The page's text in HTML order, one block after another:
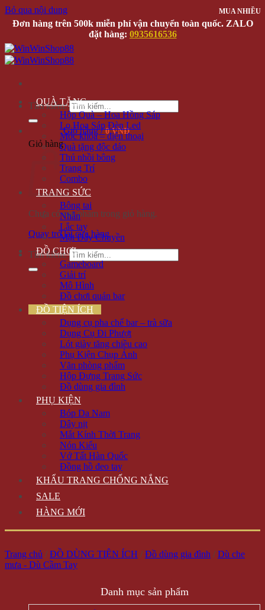
Bỏ qua nội dung
Đơn hàng trên 500k miễn phí vận chuyển toàn quốc. ZALO
đặt hàng: 0935616536
Tìm kiếm:
Giỏ hàng /0 VNĐ
Giỏ hàng
Chưa có sản phẩm trong giỏ hàng.
Quay trở lại cửa hàng
Tìm kiếm:
QUÀ TẶNG
Hộp Quà – Hoa Hồng Sáp
Lọ Hoa Sáp Đèn Led
Móc khóa – điện thoại
Quà tặng độc đáo
Thú nhồi bông
Trang Trí
Combo
TRANG SỨC
Bông tai
Nhẫn
Lắc tay
Mặt Dây Chuyền
ĐỒ CHƠI
Gameboard
Giải trí
Mô Hình
Đồ chơi quán bar
ĐỒ TIỆN ÍCH
Dụng cụ pha chế bar – trà sữa
Dụng Cụ Đi Phượt
Lót giày tăng chiều cao
Phụ Kiện Chụp Ảnh
Văn phòng phẩm
Hộp Đựng Trang Sức
Đồ dùng gia đình
PHỤ KIỆN
Bóp Da Nam
Dây nịt
Mắt Kính Thời Trang
Nón Kiểu
Vớ Tất Hàn Quốc
Đồng hồ đeo tay
KHẨU TRANG CHỐNG NẮNG
SALE
HÀNG MỚI
Trang chủ / ĐỒ DÙNG TIỆN ÍCH / Đồ dùng gia đình / Dù che
mưa - Dù Cầm Tay
Danh mục sản phẩm
MUA NHIỀU